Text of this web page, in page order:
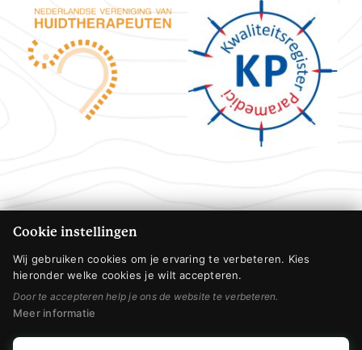
Cookie instellingen
Wij gebruiken cookies om je ervaring te verbeteren. Kies
hieronder welke cookies je wilt accepteren.
Door te accepteren help je ons de website te verbeteren.
Meer informatie